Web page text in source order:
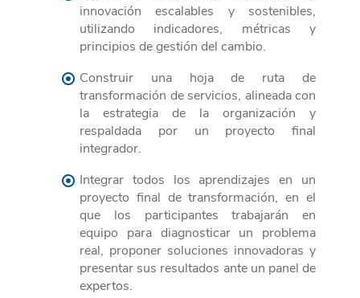
innovación escalables y sostenibles,
utilizando indicadores, métricas y
principios de gestión del cambio.
Construir una hoja de ruta de
transformación de servicios, alineada con
la estrategia de la organización y
respaldada por un proyecto final
integrador.
Integrar todos los aprendizajes en un
proyecto final de transformación, en el
que los participantes trabajarán en
equipo para diagnosticar un problema
real, proponer soluciones innovadoras y
presentar sus resultados ante un panel de
expertos.